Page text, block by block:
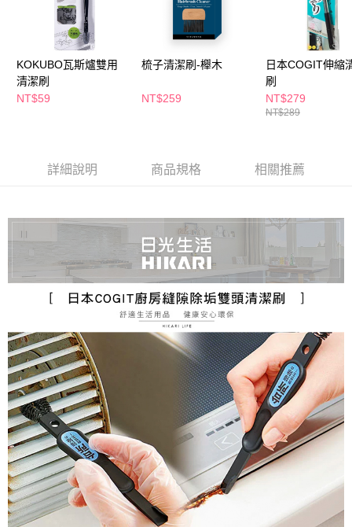
後付繳納相關費用。
※ 交易是否成功請以「AFTEE先享後付 」之結帳頁面顯示為準，若有關於
是否繳費成功／繳費後需取消欲退款等相關疑問，請聯繫「AFTEE先享後付
客戶支援中心」https://netprotections.freshdesk.com/support/home
【注意事項】
１．透過由恩沛科技股份有限公司提供之「AFTEE先享後付」服務完成之交
易，需依本服務之必要範圍內提供個人資料，並將交易相關給付款項請求債
３．未成年的使用者請事先徵得法定代理人或監護人之同意方可使用
「AFTEE先享後付」，若未經同意申辦者引起之損失，本公司不負相關責
時審查核予不同之上限額度；若仍有額度不足之情形，本公司將視審查結果
請求用戶進行身份認證。
５．嚴禁一人註冊多個帳號或使用他人資訊註冊。若發現惡意使用之情形，
恩沛科技股份有限公司將有權停止該用戶之使用額度並採取法律行動。
付款後萊爾富取貨
每筆NT$65，滿NT$490(含以上)免運費
7-11取貨付款
每筆NT$65，滿NT$490(含以上)免運費
宅配(本島)
付款後寶雅門市自取(由倉庫統一出貨)
每筆NT$80，滿NT$290(含以上)免運費
KOKUBO瓦斯爐雙用
清潔刷
NT$59
梳子清潔刷-櫸木
NT$259
日本COGIT伸縮
刷
NT$279
NT$289
詳細說明 商品規格 相關推薦